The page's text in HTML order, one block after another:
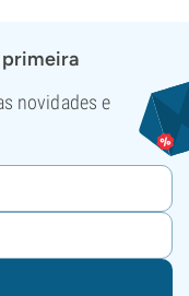
primeira
novidades e